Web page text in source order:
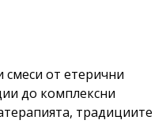
смеси от етерични
до комплексни
традициите